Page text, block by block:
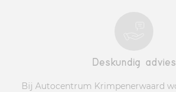
Deskundig advies
Bij Autocentrum Krimpenerwaard